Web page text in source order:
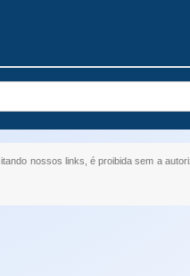
nossos links, é proibida sem a